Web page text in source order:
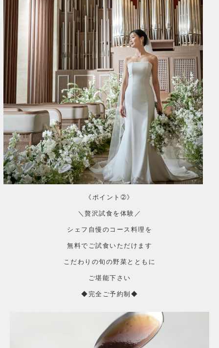
《ポイント➁》
＼贅沢試食を体験／
シェフ自慢のコース料理を
無料でご試食いただけます
こだわりの旬の野菜とともに
ご堪能下さい
◆完全ご予約制◆